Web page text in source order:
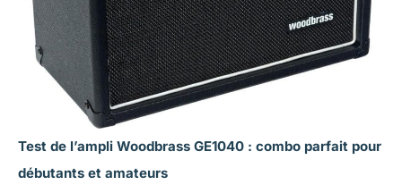
Test de l’ampli Woodbrass GE1040 : combo parfait pour
débutants et amateurs